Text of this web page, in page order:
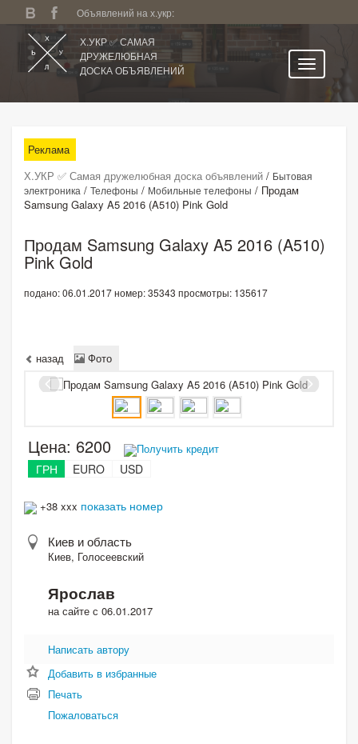
Объявлений на х.укр:
Х.УКР ✅ САМАЯ
ДРУЖЕЛЮБНАЯ
ДОСКА ОБЪЯВЛЕНИЙ
Все регионы
Категории
Избранное
Личный кабинет
Поиск по сайту
Реклама
Х.УКР ✅ Самая дружелюбная доска объявлений / Бытовая
электроника / Телефоны / Мобильные телефоны / Продам
Samsung Galaxy A5 2016 (A510) Pink Gold
Продам Samsung Galaxy A5 2016 (A510)
Pink Gold
подано: 06.01.2017номер: 35343 просмотры: 135617
назад Фото
Цена: 6200 Получить кредит
ГРН EURO USD
+38 xxx показать номер
Киев и область
Киев, Голосеевский
Ярослав
на сайте с 06.01.2017
Написать автору
Добавить в избранные
Печать
Пожаловаться